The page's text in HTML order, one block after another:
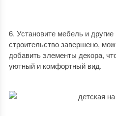
Установите мебель и
строительство завершено,
добавить элементы декора,
уютный и комфортный вид.